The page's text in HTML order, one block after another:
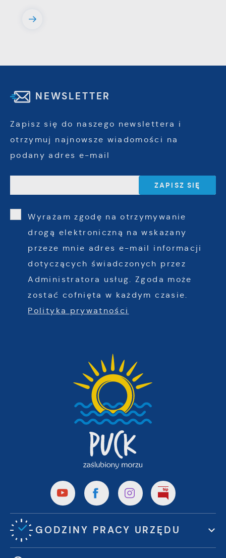
NEWSLETTER
Zapisz się do naszego newslettera i
otrzymuj najnowsze wiadomości na
podany adres e-mail
Wyrażam zgodę na otrzymywanie
drogą elektroniczną na wskazany
przeze mnie adres e-mail informacji
dotyczących świadczonych przez
Administratora usług. Zgoda może
zostać cofnięta w każdym czasie.
Polityka prywatności
GODZINY PRACY URZĘDU